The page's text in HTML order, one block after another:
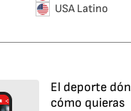
USA Latino
El deporte
cómo quieras